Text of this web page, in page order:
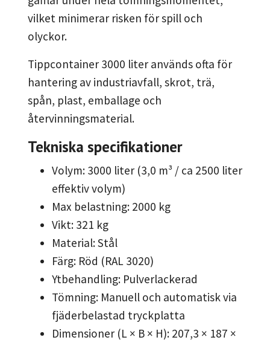
vilket minimerar risken för spill och
olyckor.
Tippcontainer 3000 liter används ofta för
hantering av industriavfall, skrot, trä,
spån, plast, emballage och
återvinningsmaterial.
Tekniska specifikationer
Volym: 3000 liter (3,0 m³ / ca 2500 liter
effektiv volym)
Max belastning: 2000 kg
Vikt: 321 kg
Material: Stål
Färg: Röd (RAL 3020)
Ytbehandling: Pulverlackerad
Tömning: Manuell och automatisk via
fjäderbelastad tryckplatta
Dimensioner (L × B × H): 207,3 × 187 ×